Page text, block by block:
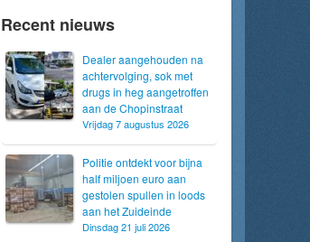
Recent nieuws
Dealer aangehouden na
achtervolging, sok met
drugs in heg aangetroffen
aan de Chopinstraat
Vrijdag 7 augustus 2026
Politie ontdekt voor bijna
half miljoen euro aan
gestolen spullen in loods
aan het Zuideinde
Dinsdag 21 juli 2026